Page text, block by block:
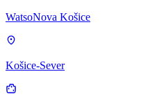
WatsoNova Košice
Košice-Sever